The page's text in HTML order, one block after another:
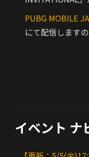
PUBG MOBILE
にて配信します
イベント ナ